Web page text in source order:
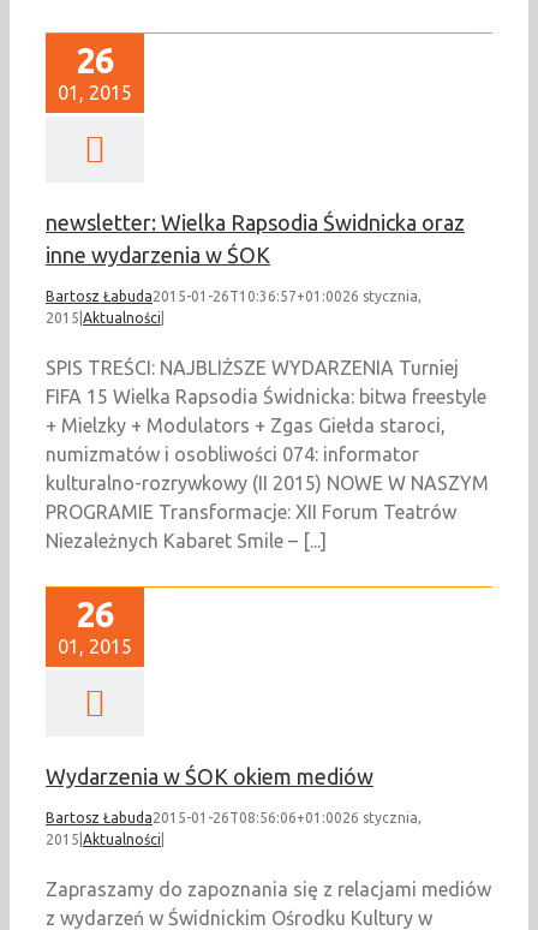
26
01, 2015
newsletter: Wielka Rapsodia Świdnicka oraz
inne wydarzenia w ŚOK
Bartosz Łabuda2015-01-26T10:36:57+01:0026 stycznia,
2015 Aktualności
SPIS TREŚCI: NAJBLIŻSZE WYDARZENIA Turniej
FIFA 15 Wielka Rapsodia Świdnicka: bitwa freestyle
+ Mielzky + Modulators + Zgas Giełda staroci,
numizmatów i osobliwości 074: informator
kulturalno-rozrywkowy (II 2015) NOWE W NASZYM
PROGRAMIE Transformacje: XII Forum Teatrów
Niezależnych Kabaret Smile – [...]
26
01, 2015
Wydarzenia w ŚOK okiem mediów
Bartosz Łabuda2015-01-26T08:56:06+01:0026 stycznia,
2015 Aktualności
Zapraszamy do zapoznania się z relacjami mediów
z wydarzeń w Świdnickim Ośrodku Kultury w